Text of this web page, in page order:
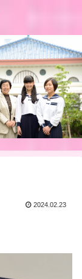
2024.02.23